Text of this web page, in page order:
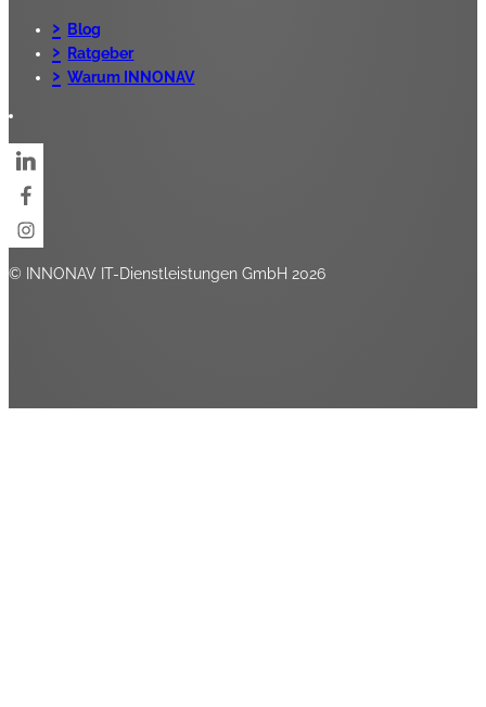
Blog
Ratgeber
Warum INNONAV
© INNONAV IT-Dienstleistungen GmbH 2026